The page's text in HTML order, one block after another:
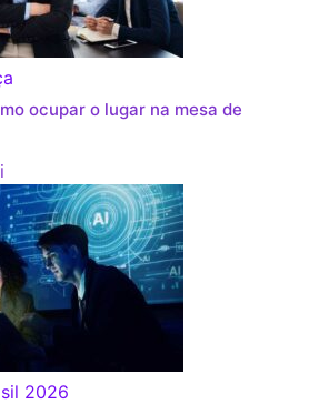
ocupar o lugar na mesa de
2026